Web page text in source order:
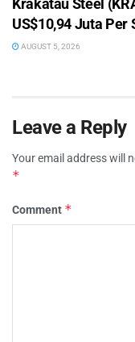
Krakatau Steel
US$10,94 Juta Per
AUGUST 5, 2026
Leave a Reply
Your email address will
*
Comment *